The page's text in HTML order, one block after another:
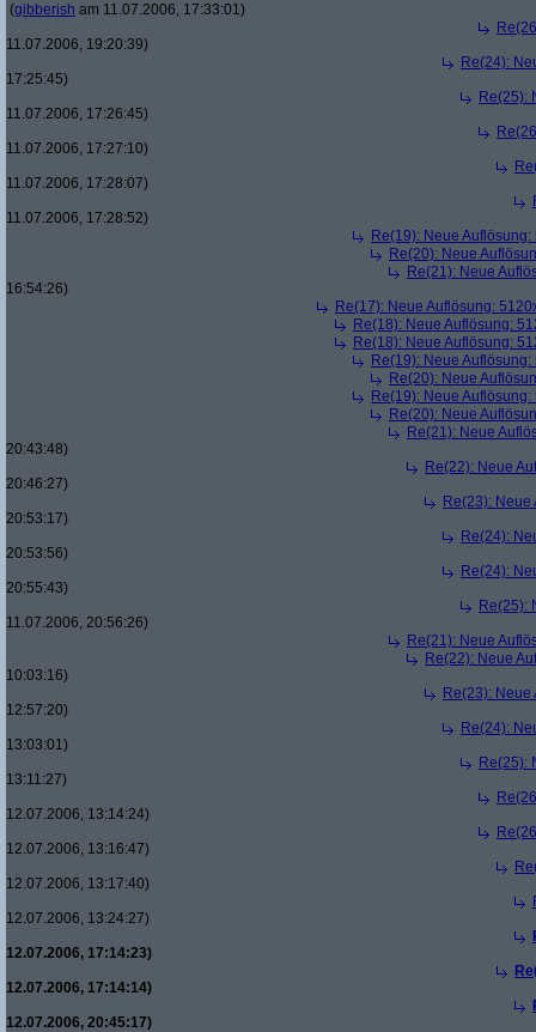
(gibberish am 11.07.2006, 17:33:01)
11.07.2006, 19:20:39)
Re(24):
17:25:45)
Re(25):
11.07.2006, 17:26:45)
11.07.2006, 17:27:10)
11.07.2006, 17:28:07)
11.07.2006, 17:28:52)
Re(19): Neue
Re(20): Neue
Re(21): Neue
16:54:26)
Re(17): Neue Auflösung:
Re(18): Neue Auflösung:
Re(18): Neue Auflösung:
Re(19): Neue
Re(20): Neue
Re(19): Neue
Re(20): Neue
Re(21): Neue
20:43:48)
Re(22): Neue
20:46:27)
Re(23):
20:53:17)
Re(24):
20:53:56)
Re(24):
20:55:43)
Re(25):
11.07.2006, 20:56:26)
Re(21): Neue
Re(22): Neue
10:03:16)
Re(23):
12:57:20)
Re(24):
13:03:01)
Re(25):
13:11:27)
12.07.2006, 13:14:24)
12.07.2006, 13:16:47)
12.07.2006, 13:17:40)
12.07.2006, 13:24:27)
12.07.2006, 17:14:23)
12.07.2006, 17:14:14)
12.07.2006, 20:45:17)